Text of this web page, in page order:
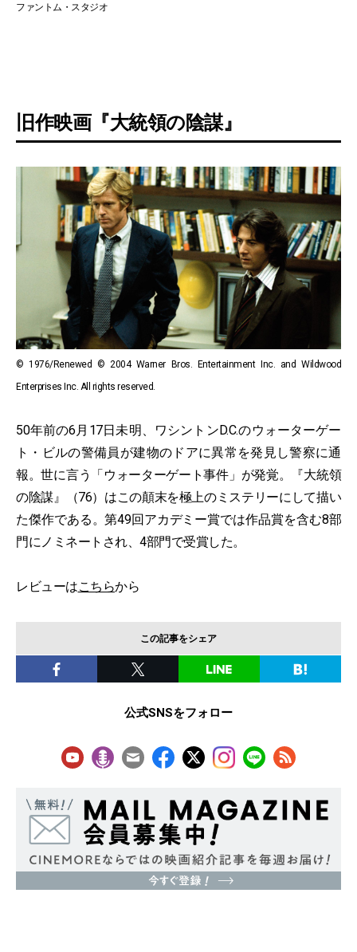
ファントム・スタジオ
旧作映画『大統領の陰謀』
© 1976/Renewed © 2004 Warner Bros. Entertainment Inc. and Wildwood
Enterprises Inc. All rights reserved.
50年前の6月17日未明、ワシントンD.C.のウォーターゲー
ト・ビルの警備員が建物のドアに異常を発見し警察に通
報。世に言う「ウォーターゲート事件」が発覚。『大統領
の陰謀』（76）はこの顛末を極上のミステリーにして描い
た傑作である。第49回アカデミー賞では作品賞を含む8部
門にノミネートされ、4部門で受賞した。
レビューはこちらから
この記事をシェア
公式SNSをフォロー